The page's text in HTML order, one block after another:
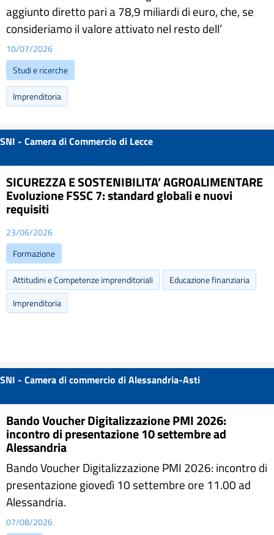
aggiunto diretto pari a 78,9 miliardi di euro, che, se
consideriamo il valore attivato nel resto dell’
10/07/2026
Studi e ricerche
Imprenditoria
SNI - Camera di Commercio di Lecce
SICUREZZA E SOSTENIBILITA’ AGROALIMENTARE
Evoluzione FSSC 7: standard globali e nuovi
requisiti
23/06/2026
Formazione
Attitudini e Competenze imprenditoriali
Educazione finanziaria
Imprenditoria
SNI - Camera di commercio di Alessandria-Asti
Bando Voucher Digitalizzazione PMI 2026:
incontro di presentazione 10 settembre ad
Alessandria
Bando Voucher Digitalizzazione PMI 2026: incontro di
presentazione giovedì 10 settembre ore 11.00 ad
Alessandria.
07/08/2026